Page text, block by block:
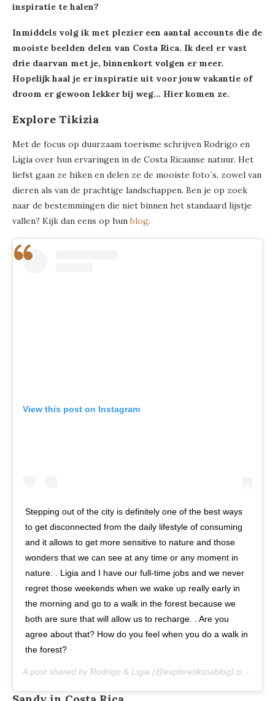
inspiratie te halen?
Inmiddels volg ik met plezier een aantal accounts die de
mooiste beelden delen van Costa Rica. Ik deel er vast
drie daarvan met je, binnenkort volgen er meer.
Hopelijk haal je er inspiratie uit voor jouw vakantie of
droom er gewoon lekker bij weg… Hier komen ze.
Explore Tikizia
Met de focus op duurzaam toerisme schrijven Rodrigo en
Ligia over hun ervaringen in de Costa Ricaanse natuur. Het
liefst gaan ze hiken en delen ze de mooiste foto´s, zowel van
dieren als van de prachtige landschappen. Ben je op zoek
naar de bestemmingen die niet binnen het standaard lijstje
vallen? Kijk dan eens op hunblog.
View this post on Instagram
Stepping out of the city is definitely one of the best ways
to get disconnected from the daily lifestyle of consuming
and it allows to get more sensitive to nature and those
wonders that we can see at any time or any moment in
nature. . Ligia and I have our full-time jobs and we never
regret those weekends when we wake up really early in
the morning and go to a walk in the forest because we
both are sure that will allow us to recharge. . Are you
agree about that? How do you feel when you do a walk in
the forest?
A post shared by Rodrigo & Ligia (@exploretikiziablog) on